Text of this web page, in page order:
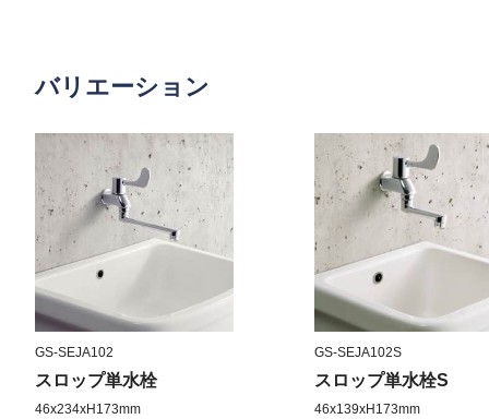
バリエーション
GS-SEJA102
スロップ単水栓
46x234xH173mm
GS-SEJA102S
スロップ単水栓S
46x139xH173mm